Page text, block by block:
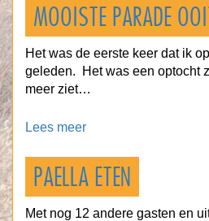
MOOISTE PARADE
Het was de eerste keer dat ik
geleden. Het was een optocht
meer ziet…
Lees meer
PAELLA ETEN
Met nog 12 andere gasten en